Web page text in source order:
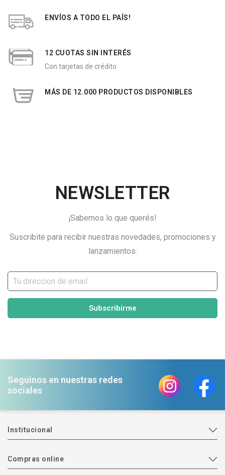
ENVÍOS A TODO EL PAÍS!
12 CUOTAS SIN INTERÉS
Con tarjetas de crédito
MÁS DE 12.000 PRODUCTOS DISPONIBLES
NEWSLETTER
¡Sabemos lo que querés!
Suscribite para recibir nuestras novedades, promociones y
lanzamientos.
Subscribirme
Seguinos en nuestras redes
sociales
Institucional
Compras online